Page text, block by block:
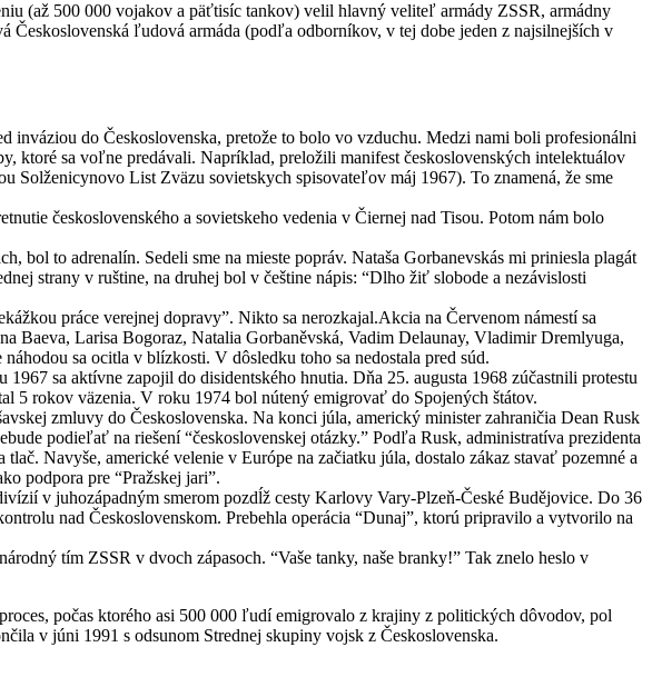
(až 500 000 vojakov a päťtisíc tankov) velil hlavný veliteľ armády ZSSR, armádny
ľudová armáda (podľa odborníkov, v tej dobe jeden z najsilnejších v
inváziou do Československa, pretože to bolo vo vzduchu. Medzi nami boli profesionálni
ktoré sa voľne predávali. Napríklad, preložili manifest československých intelektuálov
Solženicynovo List Zväzu sovietskych spisovateľov máj 1967). To znamená, že sme
československého a sovietskeho vedenia v Čiernej nad Tisou. Potom nám bolo
bol to adrenalín. Sedeli sme na mieste popráv. Nataša Gorbanevskás mi priniesla plagát
strany v ruštine, na druhej bol v češtine nápis: “Dlho žiť slobode a nezávislosti
práce verejnej dopravy”. Nikto sa nerozkajal.Akcia na Červenom námestí sa
Baeva, Larisa Bogoraz, Natalia Gorbaněvská, Vadim Delaunay, Vladimir Dremlyuga,
sa ocitla v blízkosti. V dôsledku toho sa nedostala pred súd.
sa aktívne zapojil do disidentského hnutia. Dňa 25. augusta 1968 zúčastnili protestu
5 rokov väzenia. V roku 1974 bol nútený emigrovať do Spojených štátov.
zmluvy do Československa. Na konci júla, americký minister zahraničia Dean Rusk
podieľať na riešení “československej otázky.” Podľa Rusk, administratíva prezidenta
Navyše, americké velenie v Európe na začiatku júla, dostalo zákaz stavať pozemné a
podpora pre “Pražskej jari”.
v juhozápadným smerom pozdĺž cesty Karlovy Vary-Plzeň-České Budějovice. Do 36
nad Československom. Prebehla operácia “Dunaj”, ktorú pripravilo a vytvorilo na
tím ZSSR v dvoch zápasoch. “Vaše tanky, naše branky!” Tak znelo heslo v
počas ktorého asi 500 000 ľudí emigrovalo z krajiny z politických dôvodov, pol
v júni 1991 s odsunom Strednej skupiny vojsk z Československa.